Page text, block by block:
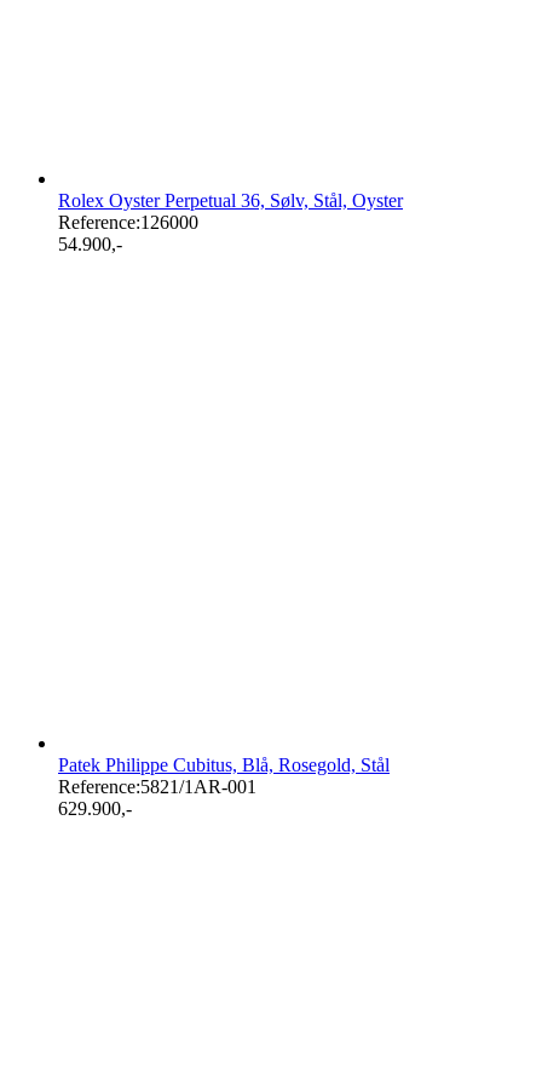
Rolex Oyster Perpetual 36, Sølv, Stål, Oyster
Reference:126000
54.900,-
Patek Philippe Cubitus, Blå, Rosegold, Stål
Reference:5821/1AR-001
629.900,-